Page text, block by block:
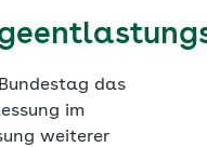
das
im
weiterer